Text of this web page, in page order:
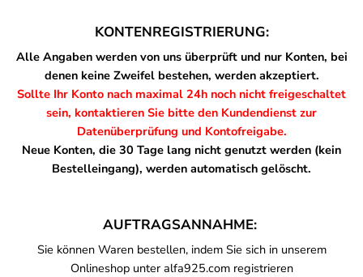
KONTENREGISTRIERUNG:
Alle Angaben werden von uns überprüft und nur Konten, bei
denen keine Zweifel bestehen, werden akzeptiert.
Sollte Ihr Konto nach maximal 24h noch nicht freigeschaltet
sein, kontaktieren Sie bitte den Kundendienst zur
Datenüberprüfung und Kontofreigabe.
Neue Konten, die 30 Tage lang nicht genutzt werden (kein
Bestelleingang), werden automatisch gelöscht.
AUFTRAGSANNAHME:
Sie können Waren bestellen, indem Sie sich in unserem
Onlineshop unter alfa925.comregistrieren